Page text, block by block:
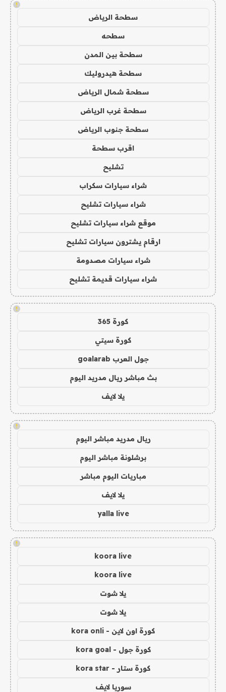
!
سطحة الرياض
سطحه
سطحة بين المدن
سطحة هيدروليك
سطحة شمال الرياض
سطحة غرب الرياض
سطحة جنوب الرياض
اقرب سطحة
تشليح
شراء سيارات سكراب
شراء سيارات تشليح
موقع شراء سيارات تشليح
ارقام يشترون سيارات تشليح
شراء سيارات مصدومة
شراء سيارات قديمة تشليح
!
كورة 365
كورة سيتي
جول العرب goalarab
بث مباشر ريال مدريد اليوم
يلا لايف
!
ريال مدريد مباشر اليوم
برشلونة مباشر اليوم
مباريات اليوم مباشر
يلا لايف
yalla live
!
koora live
koora live
يلا شوت
يلا شوت
كورة اون لاين - kora onli
كورة جول - kora goal
كورة ستار - kora star
سوريا لايف